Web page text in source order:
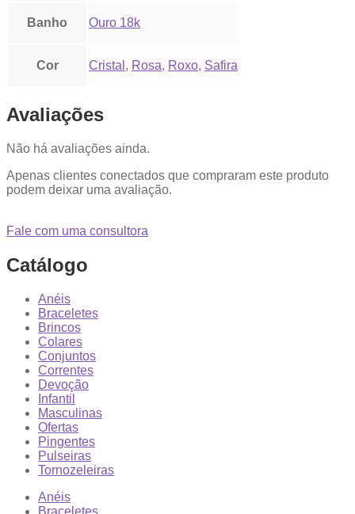
Banho Ouro 18k
Cor Cristal , Rosa, Roxo, Safira
Avaliações
Não há avaliações ainda.
Apenas clientes conectados que compraram este produto
podem deixar uma avaliação.
Fale com uma consultora
Catálogo
Anéis
Braceletes
Brincos
Colares
Conjuntos
Correntes
Devoção
Infantil
Masculinas
Ofertas
Pingentes
Pulseiras
Tornozeleiras
Anéis
Braceletes